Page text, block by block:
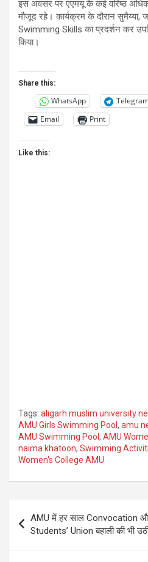
इस अवसर पर एएमयू के कई वरिष्ठ
मौजूद रहे। कार्यक्रम के दौरान सुमैय्या,
Swimming Skills का प्रदर्शन कर
किया।
Share this:
WhatsApp
Email
Print
Like this:
Tags: aligarh muslim university
AMU Girls Swimming Pool , amu
AMU Swimming Pool , AMU
naima khatoon, Swimming
Women's College AMU
navigation
AMU में हर साल Convocation
Students’ Union बहाली की भी